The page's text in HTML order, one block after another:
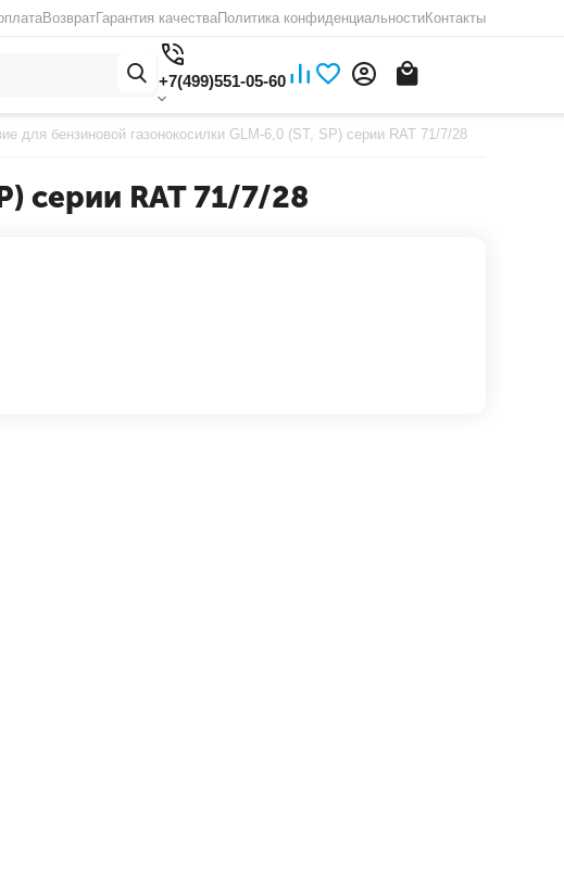
ВозвратГарантия качестваПолитика конфиденциальностиКонтакты
+7(499)551-05-60
для бензиновой газонокосилки GLM-6,0 (ST, SP) серии RAT 71/7/28
серии RAT 71/7/28